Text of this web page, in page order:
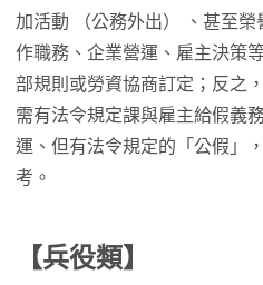
加活動 （公務外出） 、甚至
作職務、企業營運、雇主決策
部規則或勞資協商訂定；反之
需有法令規定課與雇主給假義
運、但有法令規定的「公假」
考。
【兵役類】